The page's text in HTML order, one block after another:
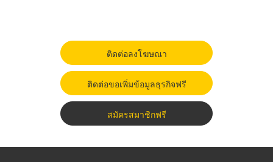
ติดต่อลงโฆษณา
ติดต่อขอเพิ่มข้อมูลธุรกิจฟรี
สมัครสมาชิกฟรี